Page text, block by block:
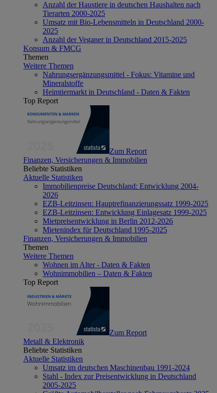
Anzahl der Haustiere in deutschen Haushalten nach
Tierarten 2000-2025
Umsatz mit Bio-Lebensmitteln in Deutschland 2000-
2025
Anzahl der Veganer in Deutschland 2015-2025
Konsum & FMCG
Themen
Weitere Themen
Nahrungsergänzungsmittel - Fokus: Vitamine und
Mineralstoffe
Heimtiermarkt in Deutschland - Daten & Fakten
Top Report
Zum Report
Finanzen, Versicherungen & Immobilien
Beliebte Statistiken
Aktuelle Statistiken
Immobilienpreise Deutschland: Entwicklung 2004-
2026
EZB-Leitzinsen: Hauptrefinanzierungssatz 1999-2025
EZB-Leitzinsen: Entwicklung Einlagesatz 1999-2025
Mietpreisentwicklung in Berlin 2012-2026
Mietenindex für Deutschland 1995-2025
Finanzen, Versicherungen & Immobilien
Themen
Weitere Themen
Wohnen im Alter - Daten & Fakten
Wohnimmobilien – Daten & Fakten
Top Report
Zum Report
Metall & Elektronik
Beliebte Statistiken
Aktuelle Statistiken
Umsatz im deutschen Maschinenbau 1991-2024
Stahl - Index zur Preisentwicklung in Deutschland
2005-2025